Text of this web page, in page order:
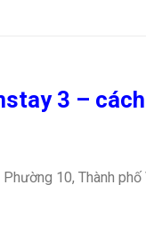
3 –
10, Thành